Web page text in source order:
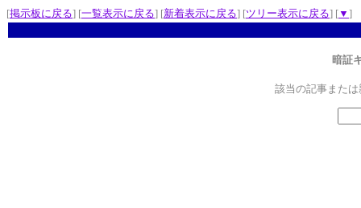
[掲示板に戻る] [一覧表示に戻る] [新着表示に戻る] [ツリー表示に戻る] [▼ ]
暗証
該当の記事また